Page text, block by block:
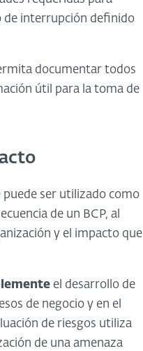
de interrupción definido
documentar todos
útil para la toma de
puede ser utilizado como
de un BCP, al
y el impacto que
el desarrollo de
de negocio y en el
de riesgos utiliza
de una amenaza